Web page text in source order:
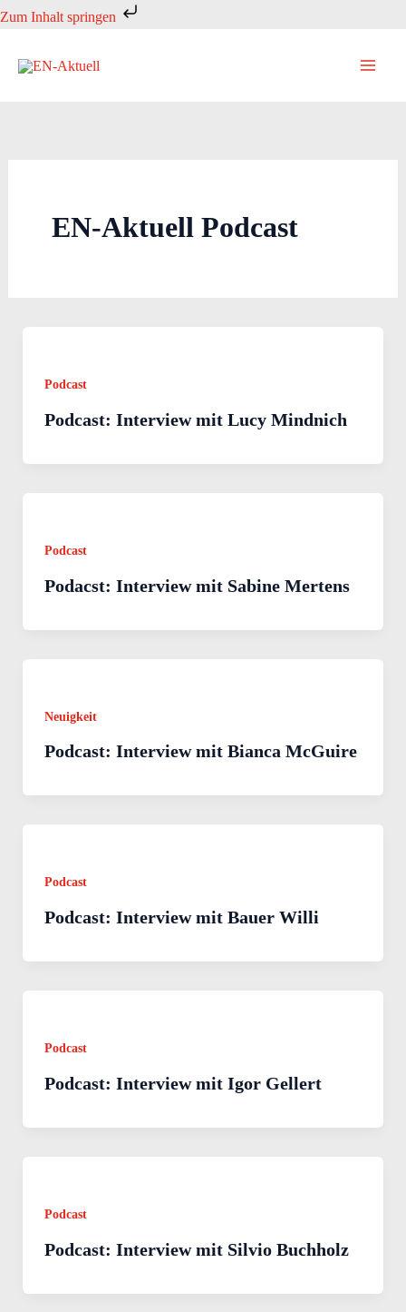
Zum Inhalt springen
Zum
springen
EN-Aktuell Podcast
Podcast
Podcast: Interview mit Lucy Mindnich
Podcast
Podacst: Interview mit Sabine Mertens
Neuigkeit
Podcast: Interview mit Bianca McGuire
Podcast
Podcast: Interview mit Bauer Willi
Podcast
Podcast: Interview mit Igor Gellert
Podcast
Podcast: Interview mit Silvio Buchholz